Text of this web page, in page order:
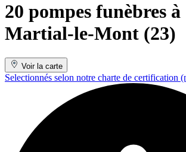
20 pompes funèbres
Martial-le-Mont (23)
Voir la carte
Selectionnés selon notre charte de certification